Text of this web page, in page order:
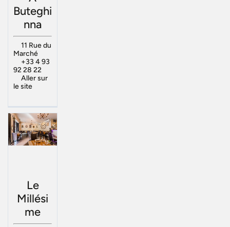
Buteghi
nna
11 Rue du
Marché
+33 4 93
92 28 22
Aller sur
le site
Le
Millési
me